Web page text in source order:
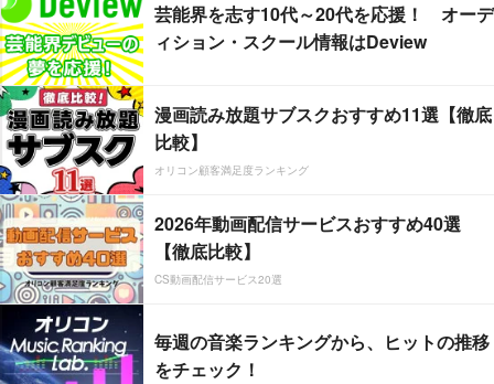
芸能界を志す10代～20代を応援！ オーデ
ィション・スクール情報はDeview
漫画読み放題サブスクおすすめ11選【徹底
比較】
オリコン顧客満足度ランキング
2026年動画配信サービスおすすめ40選
【徹底比較】
CS動画配信サービス20選
毎週の音楽ランキングから、ヒットの推移
をチェック！